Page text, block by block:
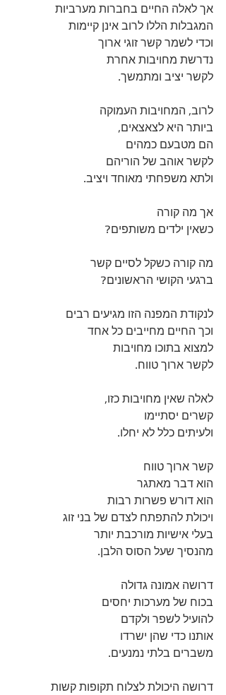
אך לאלה החיים בחברות מערביות
המגבלות הללו לרוב אינן קיימות
וכדי לשמר קשר זוגי ארוך
נדרשת מחויבות אחרת
לקשר יציב ומתמשך.
לרוב, המחויבות העמוקה
ביותר היא לצאצאים,
הם מטבעם כמהים
לקשר אוהב של הוריהם
ולתא משפחתי מאוחד ויציב.
אך מה קורה
כשאין ילדים משותפים?
מה קורה כשקל לסיים קשר
ברגעי הקושי הראשונים?
לנקודת המפנה הזו מגיעים רבים
וכך החיים מחייבים כל אחד
למצוא בתוכו מחויבות
לקשר ארוך טווח.
לאלה שאין מחויבות כזו,
קשרים יסתיימו
ולעיתים כלל לא יחלו.
קשר ארוך טווח
הוא דבר מאתגר
הוא דורש פשרות רבות
ויכולת להתפתח לצדם של בני זוג
בעלי אישיות מורכבת יותר
מהנסיך שעל הסוס הלבן.
דרושה אמונה גדולה
בכוח של מערכות יחסים
להועיל לשפר ולקדם
אותנו כדי שהן ישרדו
משברים בלתי נמנעים.
דרושה היכולת לצלוח תקופות קשות